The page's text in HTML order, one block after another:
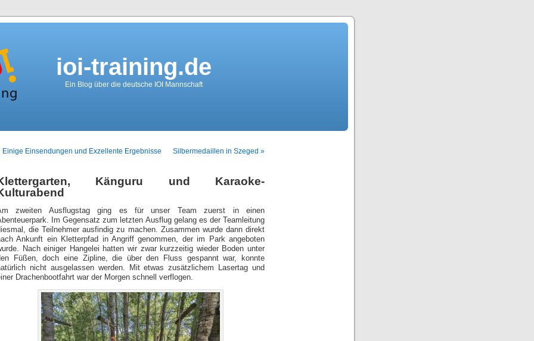
ioi-training.de
Ein Blog über die deutsche IOI Mannschaft
Einige Einsendungen und Exzellente Ergebnisse Silbermedaillen in Szeged »
Känguru und Karaoke-
zweiten Ausflugstag ging es für unser Team zuerst in einen
Im Gegensatz zum letzten Ausflug gelang es der Teamleitung
die Teilnehmer ausfindig zu machen. Zusammen wurde dann direkt
Ankunft ein Kletterpfad in Angriff genommen, der im Park angeboten
Nach einiger Hangelei hatten wir zwar kurzzeitig wieder Boden unter
Füßen, doch eine Zipline, die über den Fluss gespannt war, konnte
nicht ausgelassen werden. Mit etwas zusätzlichem Lasertag und
Drachenbootfahrt war der Morgen schnell verflogen.